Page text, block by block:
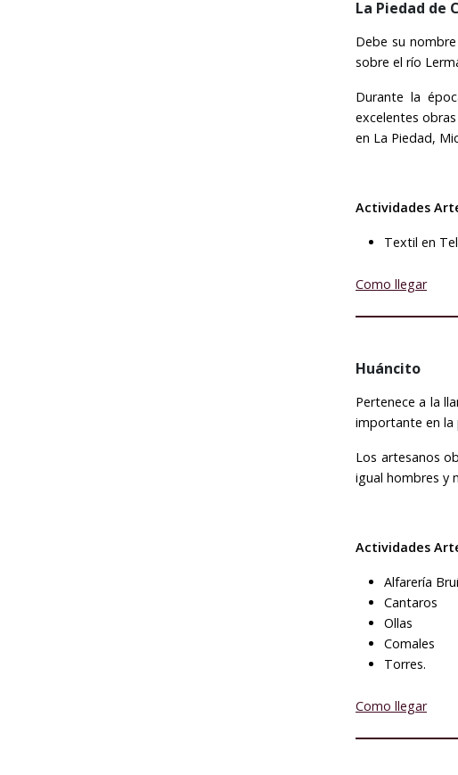
La Piedad de
Debe su
sobre el río
Durante la
excelentes
en La Piedad,
Actividades
Textil en
Como llegar
Huáncito
Pertenece a la
importante en la
Los artesanos
igual hombres y
Actividades
Alfarería
Cantaros
Ollas
Comales
Torres.
Como llegar